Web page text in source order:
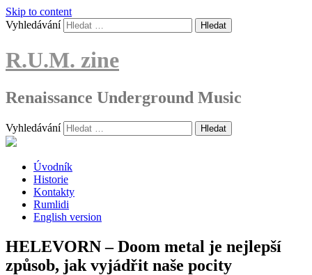
Skip to content
Vyhledávání
R.U.M. zine
Renaissance Underground Music
Vyhledávání
Úvodník
Historie
Kontakty
Rumlidi
English version
HELEVORN – Doom metal je nejlepší
způsob, jak vyjádřit naše pocity